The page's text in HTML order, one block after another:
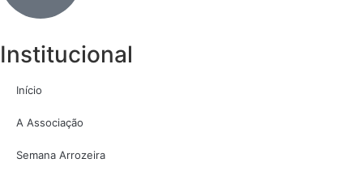
Institucional
Início
A Associação
Semana Arrozeira